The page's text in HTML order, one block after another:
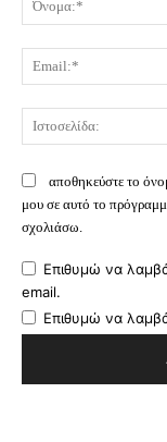
αποθηκεύστε το
μου σε αυτό το
σχολιάσω.
Επιθυμώ να
email.
Επιθυμώ να